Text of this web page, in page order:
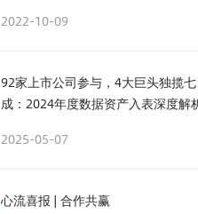
2022-10-09
92家上市公司参与，4大巨头独揽七
成：2024年度数据资产入表深度解
2025-05-07
心流喜报 | 合作共赢